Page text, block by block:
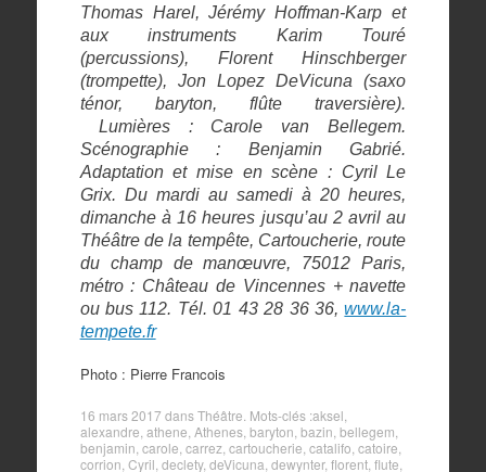
Thomas Harel, Jérémy Hoffman-Karp et
aux instruments Karim Touré
(percussions), Florent Hinschberger
(trompette), Jon Lopez DeVicuna (saxo
ténor, baryton, flûte traversière).
Lumières : Carole van Bellegem.
Scénographie : Benjamin Gabrié.
Adaptation et mise en scène : Cyril Le
Grix. Du mardi au samedi à 20 heures,
dimanche à 16 heures jusqu’au 2 avril au
Théâtre de la tempête, Cartoucherie, route
du champ de manœuvre, 75012 Paris,
métro : Château de Vincennes + navette
ou bus 112. Tél. 01 43 28 36 36,www.la-
tempete.fr
Photo : Pierre Francois
16 mars 2017 dansThéâtre . Mots-clés :aksel
alexandre athene Athenes, baryton bazin bellegem
benjamin carole carrez, cartoucherie catalifo catoire
corrion Cyril declety, deVicuna dewynter, florent, flute